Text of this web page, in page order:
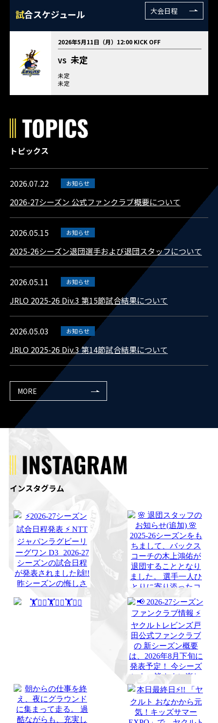
試合スケジュール 大会日程
2026年5月11日（月）12:00 KICK OFF
VS 未定
未定
未定
トピックス
2026.07.22 お知らせ
2026-27シーズン 公式ファンクラブ概要について
2026.05.15 お知らせ
2025-26シーズン退団選手および退団スタッフについて
2026.05.11 お知らせ
JRLO 2025-26 Div.3 第15節試合結果について
2026.05.03 お知らせ
JRLO 2025-26 Div.3 第14節試合結果について
MORE
インスタグラム